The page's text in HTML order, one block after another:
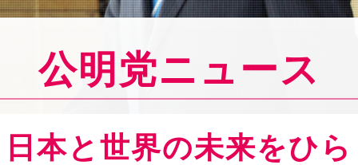
公明党ニュース
本と世界の未来をひ